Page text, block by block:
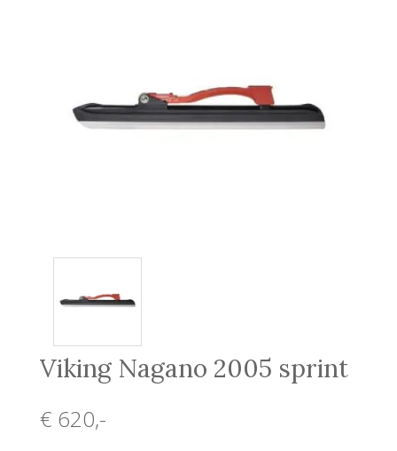
Viking Nagano 2005 sprint
€ 620,-